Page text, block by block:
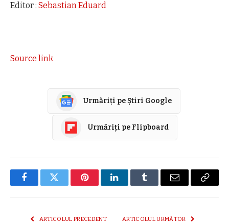
Editor : Sebastian Eduard
Source link
Urmăriți pe Știri Google
Urmăriți pe Flipboard
FacebookTwitter PinterestLinkedInTumblr E-
ARTICOLUL PRECEDENT ARTICOLUL URMĂTOR